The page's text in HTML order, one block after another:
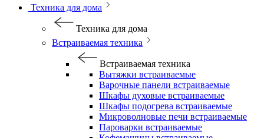
Техника для дома
Техника для дома
Встраиваемая техника
Встраиваемая техника
Вытяжки встраиваемые
Варочные панели встраиваемые
Шкафы духовые встраиваемые
Шкафы подогрева встраиваемые
Микроволновые печи встраиваемые
Пароварки встраиваемые